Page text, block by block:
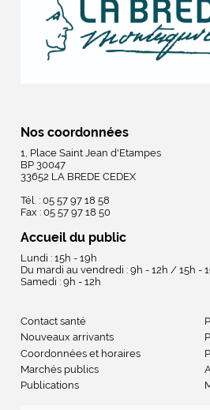
Nos coordonnées
1, Place Saint Jean d'Etampes
BP 30047
33652 LA BREDE CEDEX
Tél. : 05 57 97 18 58
Fax : 05 57 97 18 50
Accueil du public
Lundi : 15h - 19h
Du mardi au vendredi : 9h - 12h / 15h -
Samedi : 9h - 12h
Contact santé
Nouveaux arrivants
Coordonnées et horaires
Marchés publics
Publications